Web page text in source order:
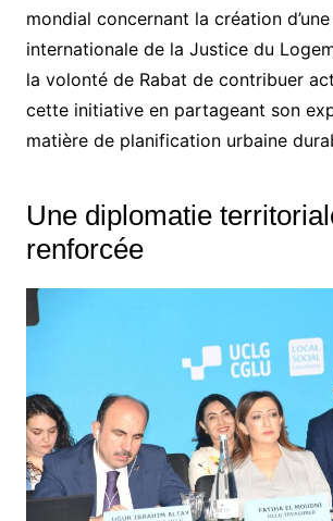
mondial concernant la création
internationale de la Justice du
la volonté de Rabat de contribuer
cette initiative en partageant son
matière de planification urbaine
Une diplomatie
renforcée